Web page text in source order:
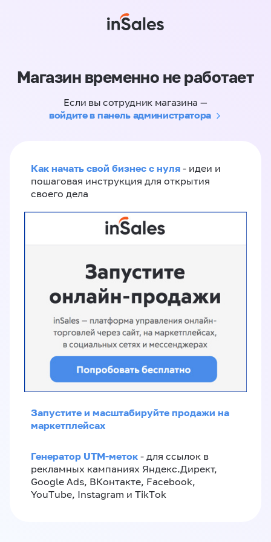
Магазин временно не работает
Если вы сотрудник магазина —
войдите в панель администратора
Как начать свой бизнес с нуля - идеи и
пошаговая инструкция для открытия
своего дела
Запустите и масштабируйте продажи на
маркетплейсах
Генератор UTM-меток - для ссылок в
рекламных кампаниях Яндекс.Директ,
Google Ads, ВКонтакте, Facebook,
YouTube, Instagram и TikTok